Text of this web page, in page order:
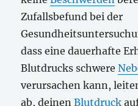
Zufallsbefund bei der
dass eine dauerhafte
Blutdrucks schwere
verursachen kann,
ab, deinenBlutdruck